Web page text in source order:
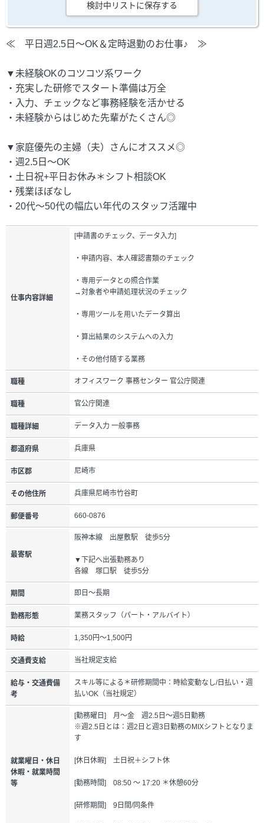
検討中リストに保存する
≪ 平日週2.5日～OK＆定時退勤のお仕事♪ ≫
▼未経験OKのコツコツ系ワーク
・充実した研修でスタート準備は万全
・入力、チェックなど事務経験を活かせる
・未経験からはじめた先輩がたくさん◎
▼家庭優先の主婦（夫）さんにオススメ◎
・週2.5日～OK
・土日祝+平日お休み＊シフト相談OK
・残業ほぼなし
・20代～50代の幅広い年代のスタッフ活躍中
仕事内容詳細
[申請書のチェック、データ入力]
・申請内容、本人確認書類のチェック
・専用データとの照合作業
→対象者や申請処理状況のチェック
・専用ツールを用いたデータ算出
・算出結果のシステムへの入力
・その他付随する業務
職種 オフィスワーク 事務センター 官公庁関連
職種 官公庁関連
職種詳細 データ入力 一般事務
都道府県 兵庫県
市区郡 尼崎市
その他住所 兵庫県尼崎市竹谷町
郵便番号 660-0876
最寄駅
阪神本線 出屋敷駅 徒歩5分
▼下記へ出張勤務あり
各線 塚口駅 徒歩5分
期間 即日～長期
勤務形態 業務スタッフ（パート・アルバイト）
時給 1,350円～1,500円
交通費支給 当社規定支給
給与・交通費備
考
スキル等による＊研修期間中：時給変動なし/日払い・週
払いOK（当社規定）
就業曜日・休日
休暇・就業時間
等
[勤務曜日] 月～金 週2.5日～週5日勤務
※週2.5日とは：週2日と週3日勤務のMIXシフトとなりま
す
[休日休暇] 土日祝＋シフト休
[勤務時間] 08:50 ～ 17:20 ＊休憩60分
[研修期間] 9日間/同条件